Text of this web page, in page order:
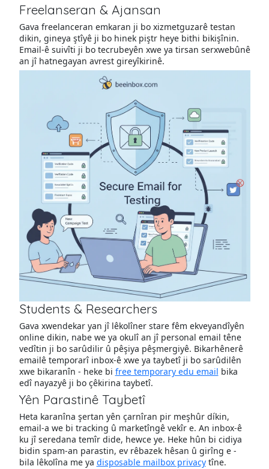
Freelanseran & Ajansan
Gava freelanceran emkaran ji bo xizmetguzarê testan
dikin, gineya ştîyê ji bo hinek piştr heye bithi bikişînin.
Email-ê suivîti ji bo tecrubeyên xwe ya tirsan serxwebûnê
an jî hatnegayan avrest gireyîkirinê.
Students & Researchers
Gava xwendekar yan jî lêkolîner stare fêm ekveyandîyên
online dikin, nabe we ya okulî an jî personal email têne
vedîtin ji bo sarûdilir û pêşiya pêşmergiyê. Bikarhênerê
emailê temporarî inbox-ê xwe ya taybetî ji bo sarûdilên
xwe bikaranîn - heke bi free temporary edu email bika
edî nayazyê ji bo çêkirina taybetî.
Yên Parastinê Taybetî
Heta karanîna şertan yên çarnîran pir meşhûr díkin,
email-a we bi tracking û marketîngê vekîr e. An inbox-ê
ku jî seredana temîr dide, hewce ye. Heke hûn bi cidiya
bidin spam-an parastin, ev rêbazek hêsan û girîng e -
bila lêkolîna me ya disposable mailbox privacytîne.